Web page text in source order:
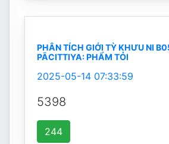
PHÂN TÍCH GIỚI TỲ KHƯU NI
PĀCITTIYA: PHẨM TỎI
2025-05-14 07:33:59
5398
244